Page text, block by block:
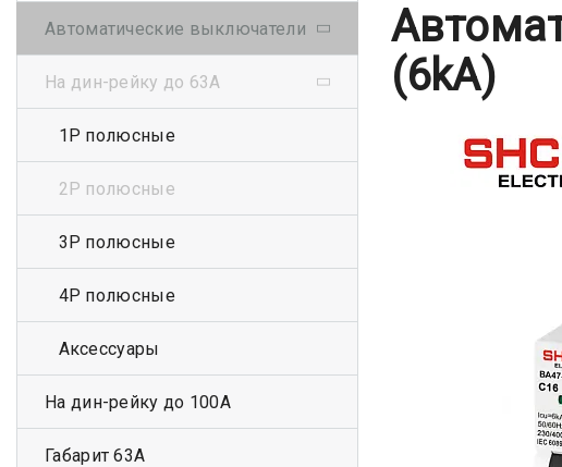
(6kА)
Автоматические выключатели
На дин-рейку до 63А
1Р полюсные
2Р полюсные
3Р полюсные
4Р полюсные
Аксессуары
На дин-рейку до 100А
Габарит 63А